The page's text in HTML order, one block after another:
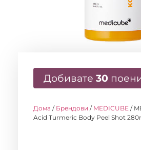
Добивате 30
Дома / Брендови / MEDICUBE /
Acid Turmeric Body Peel Shot